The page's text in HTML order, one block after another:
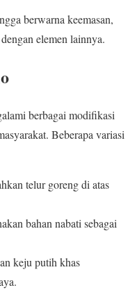
berwarna keemasan,
elemen lainnya.
berbagai modifikasi
Beberapa variasi
telur goreng di atas
bahan nabati sebagai
keju putih khas